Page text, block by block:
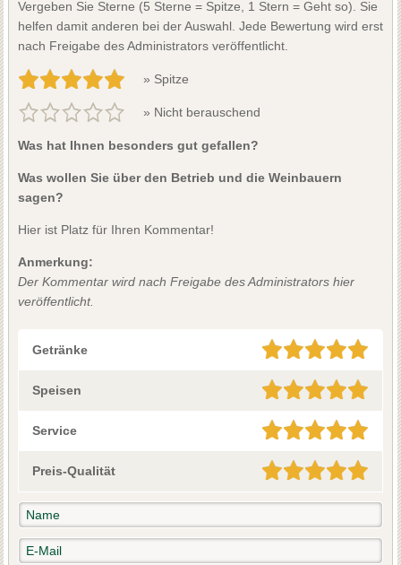
Vergeben Sie Sterne (5 Sterne = Spitze, 1 Stern = Geht so). Sie
helfen damit anderen bei der Auswahl. Jede Bewertung wird erst
nach Freigabe des Administrators veröffentlicht.
» Spitze
» Nicht berauschend
Was hat Ihnen besonders gut gefallen?
Was wollen Sie über den Betrieb und die Weinbauern
sagen?
Hier ist Platz für Ihren Kommentar!
Anmerkung:
Der Kommentar wird nach Freigabe des Administrators hier
veröffentlicht.
Getränke
Speisen
Service
Preis-Qualität